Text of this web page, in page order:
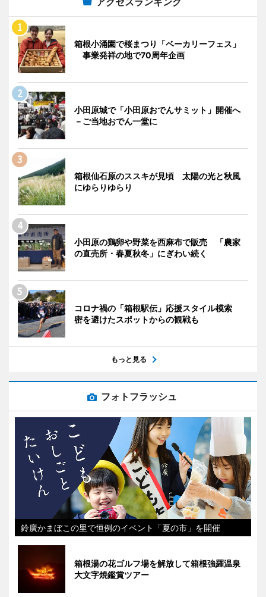
箱根小涌園で桜まつり「ベーカリーフェス」
事業発祥の地で70周年企画
小田原城で「小田原おでんサミット」開催へ
－ご当地おでん一堂に
箱根仙石原のススキが見頃 太陽の光と秋風
にゆらりゆらり
小田原の鶏卵や野菜を西麻布で販売 「農家
の直売所・春夏秋冬」にぎわい続く
コロナ禍の「箱根駅伝」応援スタイル模索
密を避けたスポットからの観戦も
もっと見る
フォトフラッシュ
鈴廣かまぼこの里で恒例のイベント「夏の市」を開催
箱根湯の花ゴルフ場を解放して箱根強羅温泉
大文字焼鑑賞ツアー